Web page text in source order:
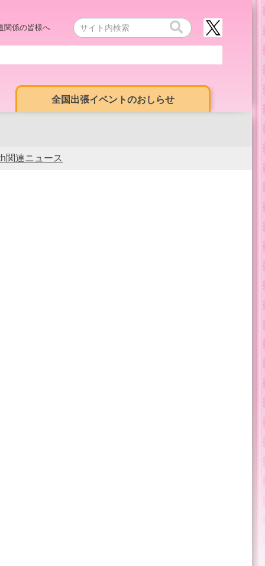
全国出張イベントのおしらせ
関係の皆様へ
関連ニュース